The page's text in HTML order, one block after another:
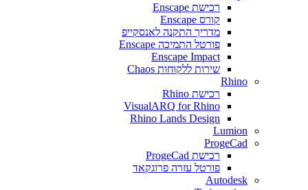
רכישת Enscape
קורס Enscape
מדריך התקנה לאנסקייפ
פורטל התמיכה Enscape
Enscape Impact
שירות ללקוחות Chaos
Rhino
רכישת Rhino
VisualARQ for Rhino
Rhino Lands Design
Lumion
ProgeCad
רכישת ProgeCad
פורטל עזרה פרוגקאד
Autodesk